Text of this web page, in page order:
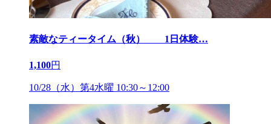
素敵なティータイム（秋） 1日体験…
1,100円
10/28（水）第4水曜 10:30～12:00